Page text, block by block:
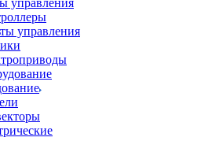
управления
управления